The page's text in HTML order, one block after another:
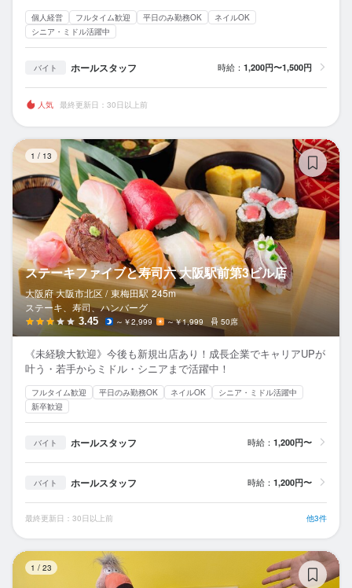
個人経営 フルタイム歓迎 平日のみ勤務OK
ネイルOK
シニア・ミドル活躍中
バイト ホールスタッフ 時給： 1,200円〜1,500円
人気 最終更新日：30日以上前
1 / 13
ステーキファイブと寿司六 大阪駅前第3ビル店
大阪府 大阪市北区 / 東梅田駅 245m
ステーキ、寿司、ハンバーグ
3.45 ～￥2,999 ～￥1,999 50席
《未経験大歓迎》今後も新規出店あり！成長企業でキャリアUPが
叶う・若手からミドル・シニアまで活躍中！
フルタイム歓迎 平日のみ勤務OK ネイルOK
シニア・ミドル活躍中
新卒歓迎
バイト ホールスタッフ 時給： 1,200円〜
バイト ホールスタッフ 時給： 1,200円〜
最終更新日：30日以上前 他3件
1 / 23